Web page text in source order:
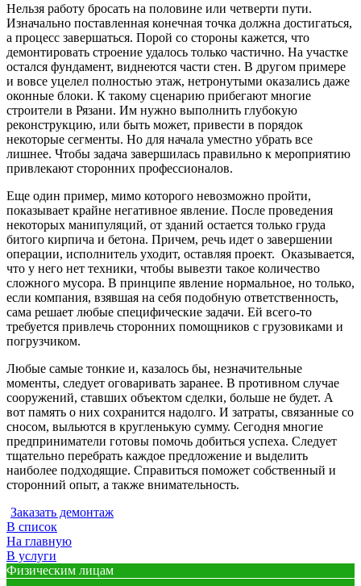
Нельзя работу бросать на половине или четверти пути.
Изначально поставленная конечная точка должна достигаться,
а процесс завершаться. Порой со стороны кажется, что
демонтировать строение удалось только частично. На участке
остался фундамент, виднеются части стен. В другом примере
и вовсе уцелел полностью этаж, нетронутыми оказались даже
оконные блоки. К такому сценарию прибегают многие
строители в Рязани. Им нужно выполнить глубокую
реконструкцию, или быть может, привести в порядок
некоторые сегменты. Но для начала уместно убрать все
лишнее. Чтобы задача завершилась правильно к мероприятию
привлекают сторонних профессионалов.
Еще один пример, мимо которого невозможно пройти,
показывает крайне негативное явление. После проведения
некоторых манипуляций, от зданий остается только груда
битого кирпича и бетона. Причем, речь идет о завершении
операции, исполнитель уходит, оставляя проект. Оказывается,
что у него нет техники, чтобы вывезти такое количество
сложного мусора. В принципе явление нормальное, но только,
если компания, взявшая на себя подобную ответственность,
сама решает любые специфические задачи. Ей всего-то
требуется привлечь сторонних помощников с грузовиками и
погрузчиком.
Любые самые тонкие и, казалось бы, незначительные
моменты, следует оговаривать заранее. В противном случае
сооружений, ставших объектом сделки, больше не будет. А
вот память о них сохранится надолго. И затраты, связанные со
сносом, выльются в кругленькую сумму. Сегодня многие
предприниматели готовы помочь добиться успеха. Следует
тщательно перебрать каждое предложение и выделить
наиболее подходящие. Справиться поможет собственный и
сторонний опыт, а также внимательность.
Заказать демонтаж
В список
На главную
В услуги
Физическим лицам